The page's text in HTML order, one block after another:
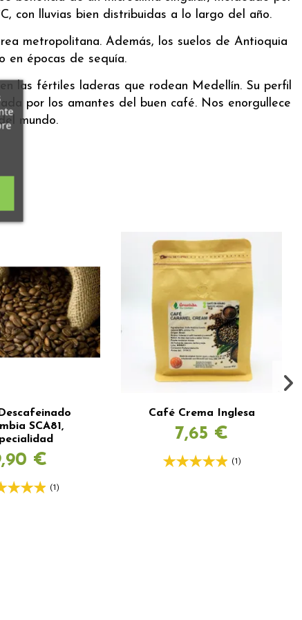
con lluvias bien distribuidas a lo largo del año.
metropolitana. Además, los suelos de Antioquia
en épocas de sequía.
las fértiles laderas que rodean Medellín. Su perfil
por los amantes del buen café. Nos enorgullece
mundo.
SCA81,
€
(1)
Café Crema Inglesa
7,65 €
(1)